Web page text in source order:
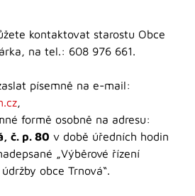
kontaktovat starostu Obce
na tel.: 608 976 661.
písemně na e-mail:
,
formě osobně na adresu:
č. p. 80 v době úředních hodin
„Výběrové řízení
obce Trnová“.